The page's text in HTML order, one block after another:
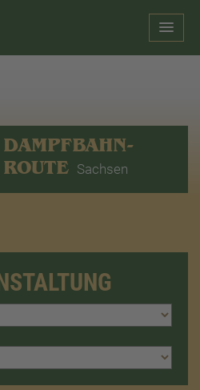
DAMPFBAHN-
ROUTE Sachsen